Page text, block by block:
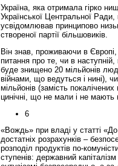
Україна, яка отримала гірко
Української Центральної
усвідомлював принципово
створеної партії більшовиків.
Він знав, проживаючи в
питання про те, чи в наступній,
буде знищено 20 мільйонів
війнами, що ведуться і нині),
мільйонів (замість
цинічні, що не мали і не мають
6
«Вождь» при владі у статті
достатніх розрахунків –
розподіл продуктів по-
ступенів: державний